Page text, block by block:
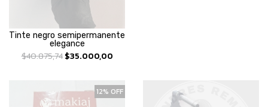
Tinte negro semipermanente
elegance
$40.875,74$35.000,00
12% OFF